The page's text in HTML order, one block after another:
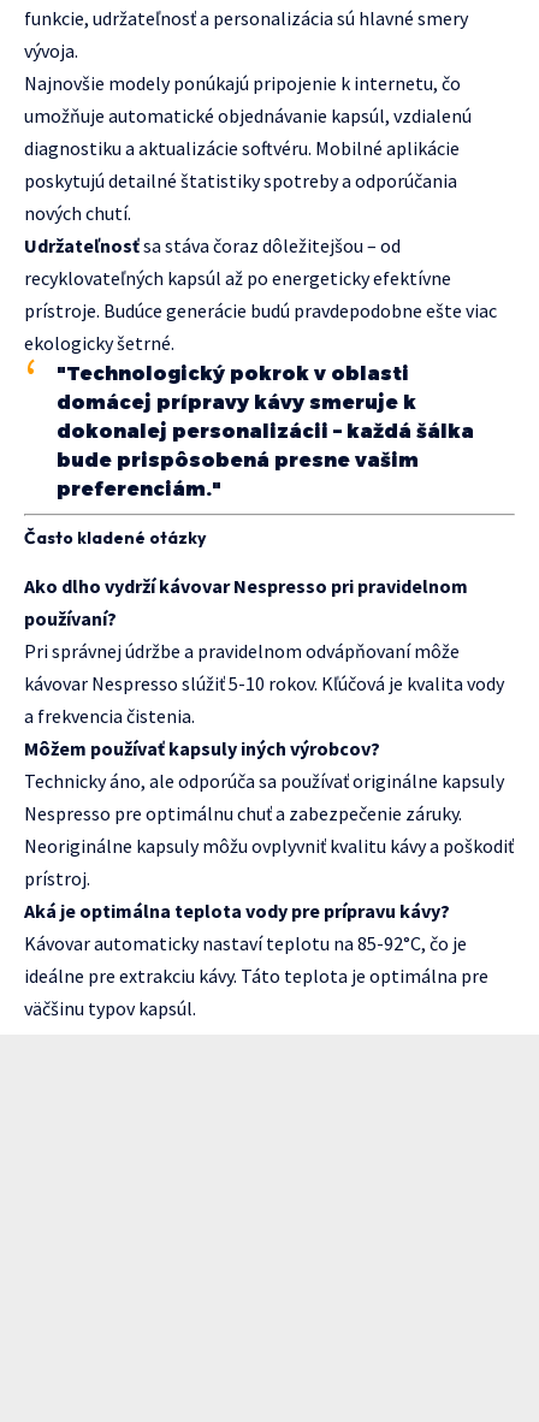
funkcie, udržateľnosť a personalizácia sú hlavné smery
vývoja.
Najnovšie modely ponúkajú pripojenie k internetu, čo
umožňuje automatické objednávanie kapsúl, vzdialenú
diagnostiku a aktualizácie softvéru. Mobilné aplikácie
poskytujú detailné štatistiky spotreby a odporúčania
nových chutí.
Udržateľnosťsa stáva čoraz dôležitejšou – od
recyklovateľných kapsúl až po energeticky efektívne
prístroje. Budúce generácie budú pravdepodobne ešte viac
ekologicky šetrné.
"Technologický pokrok v oblasti
domácej prípravy kávy smeruje k
dokonalej personalizácii – každá šálka
bude prispôsobená presne vašim
preferenciám."
Často kladené otázky
Ako dlho vydrží kávovar Nespresso pri pravidelnom
používaní?
Pri správnej údržbe a pravidelnom odvápňovaní môže
kávovar Nespresso slúžiť 5-10 rokov. Kľúčová je kvalita vody
a frekvencia čistenia.
Môžem používať kapsuly iných výrobcov?
Technicky áno, ale odporúča sa používať originálne kapsuly
Nespresso pre optimálnu chuť a zabezpečenie záruky.
Neoriginálne kapsuly môžu ovplyvniť kvalitu kávy a poškodiť
prístroj.
Aká je optimálna teplota vody pre prípravu kávy?
Kávovar automaticky nastaví teplotu na 85-92°C, čo je
ideálne pre extrakciu kávy. Táto teplota je optimálna pre
väčšinu typov kapsúl.